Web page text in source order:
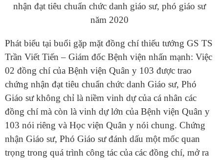
nhận đạt tiêu chuẩn chức danh giáo sư, phó giáo sư
năm 2020
Phát biểu tại buổi gặp mặt đồng chí thiếu tướng GS TS
Trần Viết Tiến – Giám đốc Bệnh viện nhấn mạnh: Việc
02 đồng chí của Bệnh viện Quân y 103 được trao
chứng nhận đạt tiêu chuẩn chức danh Giáo sư, Phó
Giáo sư không chỉ là niềm vinh dự của cá nhân các
đồng chí mà còn là vinh dự lớn của Bệnh viện Quân y
103 nói riêng và Học viện Quân y nói chung. Chứng
nhận Giáo sư, Phó Giáo sư đánh dấu một mốc quan
trọng trong quá trình công tác của các đồng chí, mở ra